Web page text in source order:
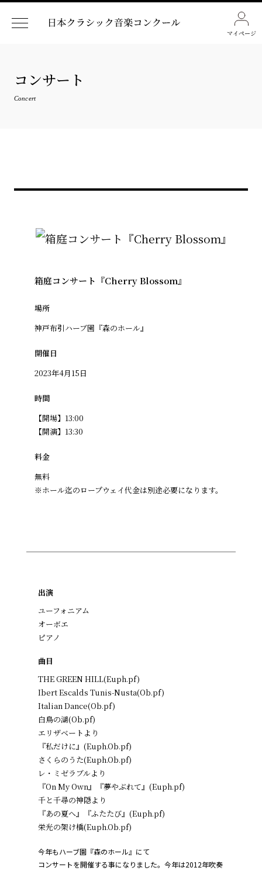
マイページ
コンサート
Concert
箱庭コンサート『Cherry Blossom』
場所
神戸布引ハーブ園『森のホール』
開催日
2023年4月15日
時間
【開場】13:00
【開演】13:30
料金
無料
※ホール迄のロープウェイ代金は別途必要になります。
出演
ユーフォニアム
オーボエ
ピアノ
曲目
THE GREEN HILL(Euph.pf)
Ibert Escalds Tunis-Nusta(Ob.pf)
Italian Dance(Ob.pf)
白鳥の湖(Ob.pf)
エリザベートより
『私だけに』(Euph.Ob.pf)
さくらのうた(Euph.Ob.pf)
レ・ミゼラブルより
『On My Own』『夢やぶれて』(Euph.pf)
千と千尋の神隠より
『あの夏へ』『ふたたび』(Euph.pf)
栄光の架け橋(Euph.Ob.pf)
今年もハーブ園『森のホール』にて
コンサートを開催する事になりました。今年は2012年吹奏